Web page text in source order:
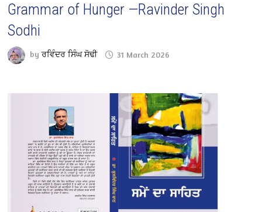
Grammar of Hunger —Ravinder Singh
Sodhi
byਰਵਿੰਦਰ ਸਿੰਘ ਸੋਢੀ 31 March 2026